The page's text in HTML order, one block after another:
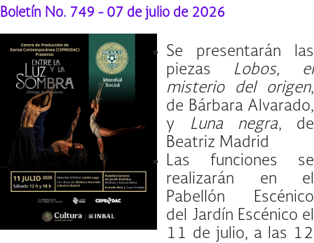
Boletín No. 749 - 07 de julio de 2026
Se presentarán las
piezas Lobos, el
misterio del origen,
de Bárbara Alvarado,
y Luna negra, de
Beatriz Madrid
Las funciones se
realizarán en el
Pabellón Escénico
del Jardín Escénico el
11 de julio, a las 12